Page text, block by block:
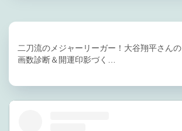
二刀流のメジャーリーガー！大谷翔平さんの
画数診断＆開運印影づく…